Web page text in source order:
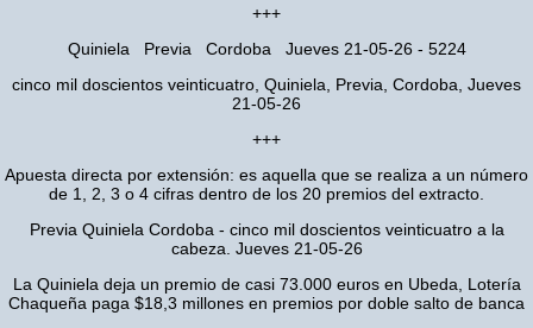
+++
Quiniela Previa Cordoba Jueves 21-05-26 - 5224
cinco mil doscientos veinticuatro, Quiniela, Previa, Cordoba, Jueves
21-05-26
+++
Apuesta directa por extensión: es aquella que se realiza a un número
de 1, 2, 3 o 4 cifras dentro de los 20 premios del extracto.
Previa Quiniela Cordoba - cinco mil doscientos veinticuatro a la
cabeza. Jueves 21-05-26
La Quiniela deja un premio de casi 73.000 euros en Ubeda, Lotería
Chaqueña paga $18,3 millones en premios por doble salto de banca